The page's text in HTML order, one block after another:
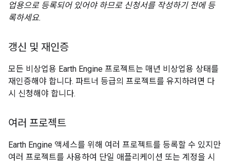
업용으로 등록되어 있어야 하므로 신청서를 작성하기 전에 등
록하세요.
갱신 및 재인증
모든 비상업용 Earth Engine 프로젝트는 매년 비상업용 상태를
재인증해야 합니다. 파트너 등급의 프로젝트를 유지하려면 다
시 신청해야 합니다.
여러 프로젝트
Earth Engine 액세스를 위해 여러 프로젝트를 등록할 수 있지만
여러 프로젝트를 사용하여 단일 애플리케이션 또는 계정을 시